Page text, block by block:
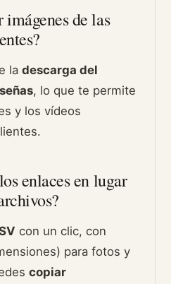
imágenes de las
ladescarga del
, lo que te permite
y los vídeos
enlaces en lugar
con un clic, con
para fotos y
copiar